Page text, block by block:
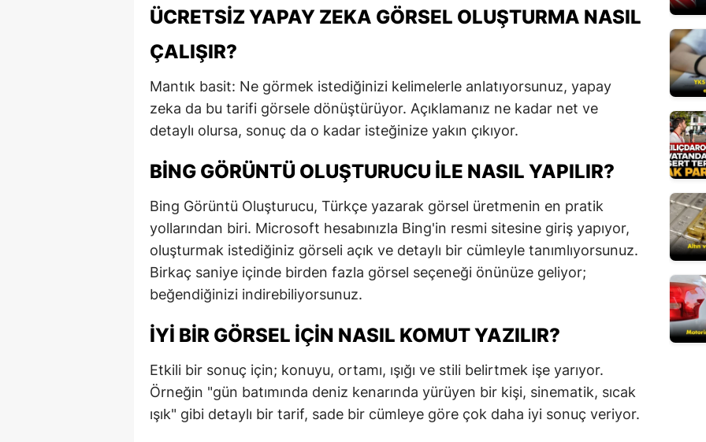
Gümüşhane
Hakkari
Mersin
İstanbul
Kayseri
Kırklareli
Kocaeli
ÜCRETSIZ YAPAY ZEKA GÖRSEL OLUŞTURMA NASIL
ÇALIŞIR?
Mantık basit: Ne görmek istediğinizi kelimelerle anlatıyorsunuz, yapay
zeka da bu tarifi görsele dönüştürüyor. Açıklamanız ne kadar net ve
detaylı olursa, sonuç da o kadar isteğinize yakın çıkıyor.
BING GÖRÜNTÜ OLUŞTURUCU ILE NASIL YAPILIR?
Bing Görüntü Oluşturucu, Türkçe yazarak görsel üretmenin en pratik
yollarından biri. Microsoft hesabınızla Bing'in resmi sitesine giriş yapıyor,
oluşturmak istediğiniz görseli açık ve detaylı bir cümleyle tanımlıyorsunuz.
Birkaç saniye içinde birden fazla görsel seçeneği önünüze geliyor;
beğendiğinizi indirebiliyorsunuz.
İYI BIR GÖRSEL IÇIN NASIL KOMUT YAZILIR?
Etkili bir sonuç için; konuyu, ortamı, ışığı ve stili belirtmek işe yarıyor.
Örneğin "gün batımında deniz kenarında yürüyen bir kişi, sinematik, sıcak
ışık" gibi detaylı bir tarif, sade bir cümleye göre çok daha iyi sonuç veriyor.